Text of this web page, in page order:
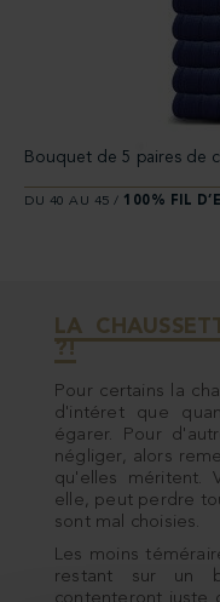
Bouquet de 5 paires de
DU 40 AU 45 / 100% FIL
LA
?!
Pour certains la
d'intéret que
égarer. Pour
négliger, alors
qu'elles méritent.
elle, peut perdre
sont mal choisies.
Les moins
restant sur un